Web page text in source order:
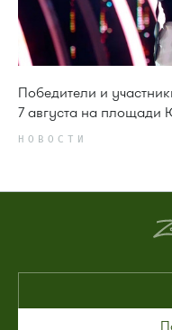
Победители и
7 августа на площади
НОВОСТИ